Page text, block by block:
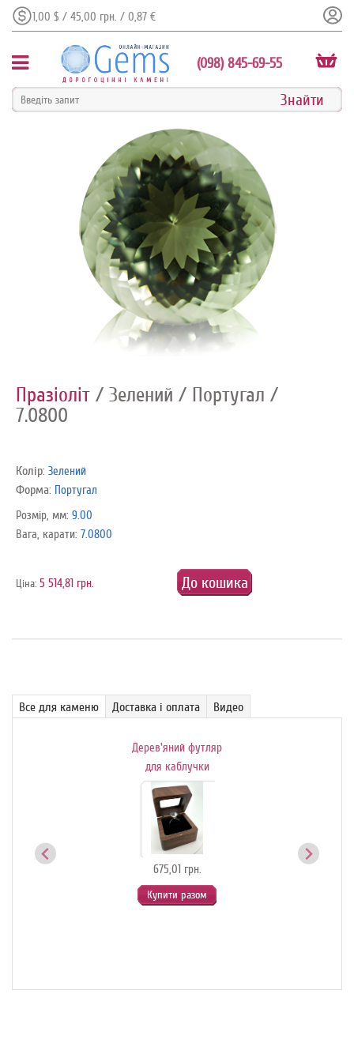
1,00 $ / 45,00 грн. / 0,87 €
(098) 845-69-55
Празіоліт / Зелений / Португал /
7.0800
Колір: Зелений
Форма: Португал
Розмір, мм: 9.00
Вага, карати: 7.0800
До кошика
Ціна: 5 514,81 грн.
Все для каменю Доставка і оплата Видео
Дерев'яний футляр
для каблучки
675,01 грн.
Купити разом